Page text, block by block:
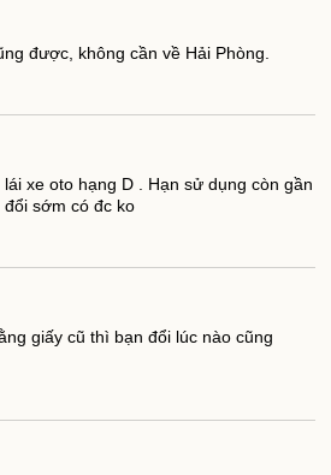
được, không cần về Hải Phòng.
xe oto hạng D . Hạn sử dụng còn gần
sớm có đc ko
giấy cũ thì bạn đổi lúc nào cũng